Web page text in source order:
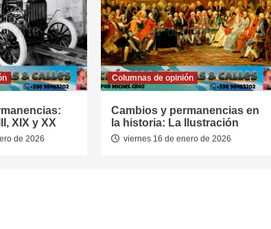
XIX y XX
de 2026
Columnas de opinión
Cambios y permanencias en
la historia: La Ilustración
viernes 16 de enero de 2026